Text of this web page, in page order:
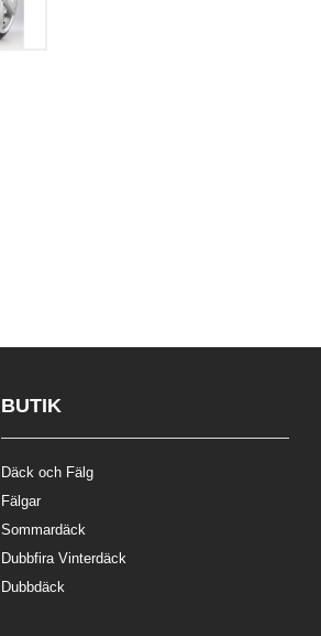
BUTIK
Däck och Fälg
Fälgar
Sommardäck
Dubbfira Vinterdäck
Dubbdäck